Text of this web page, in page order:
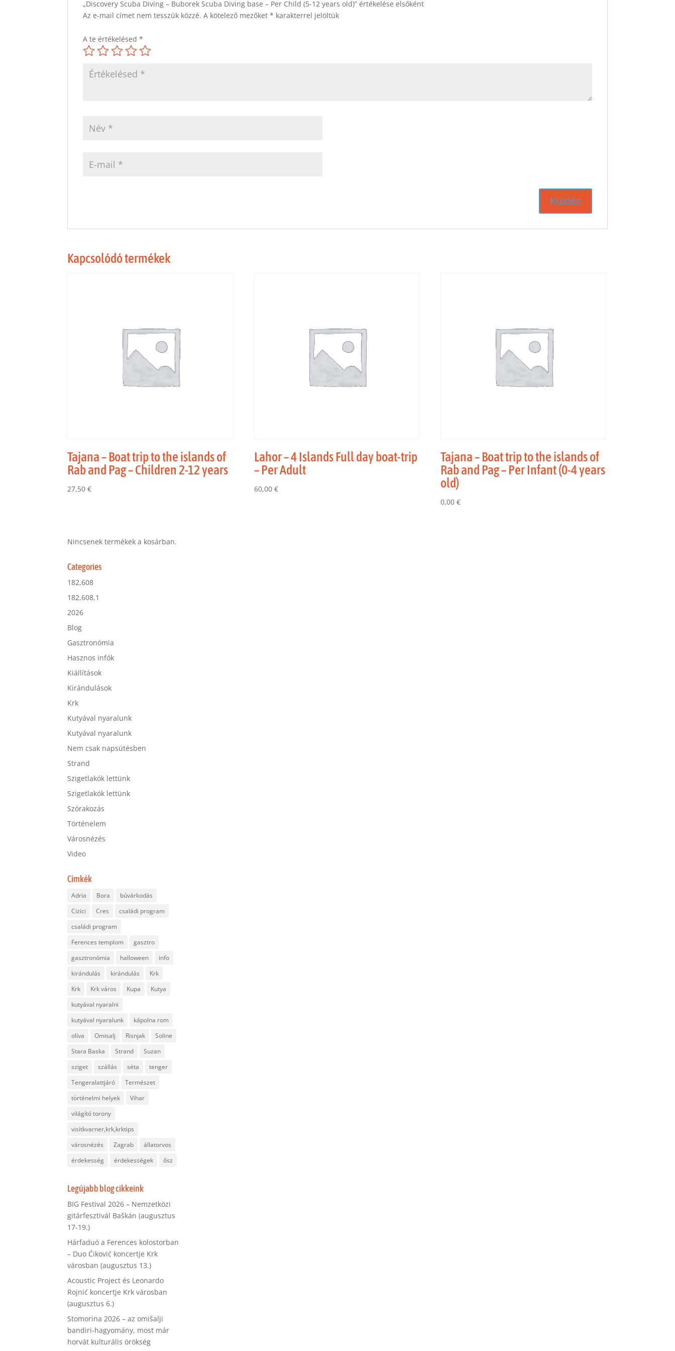
„Discovery Scuba Diving – Buborek Scuba Diving base – Per Child (5-12 years old)” értékelése elsőként
Az e-mail címet nem tesszük közzé. A kötelező mezőket* karakterrel jelöltük
A te értékelésed*
Kapcsolódó termékek
Tajana – Boat trip to the islands of
Rab and Pag – Children 2-12 years
27,50€
Lahor – 4 Islands Full day boat-trip
– Per Adult
60,00 €
Tajana – Boat trip to the islands of
Rab and Pag – Per Infant (0-4 years
old)
0,00€
Nincsenek termékek a kosárban.
Categories
182,608
182,608,1
2026
Blog
Gasztronómia
Hasznos infók
Kiállítások
Kirándulások
Krk
Kutyával nyaralunk
Kutyával nyaralunk
Nem csak napsütésben
Strand
Szigetlakók lettünk
Szigetlakók lettünk
Szórakozás
Történelem
Városnézés
Video
Címkék
Adria Bora
búvárkodás
Cizici
Cres
családi program
családi program
Ferences templom
gasztro
gasztronómia
halloween
info
kirándulás
kirándulás
Krk
Krk
Krk város Kupa
Kutya
kutyával nyaralni
kutyával nyaralunk
kápolna rom
olíva
Omisalj Risnjak
Soline
Stara Baska
Strand
Suzan
sziget
szállás séta
tenger
Tengeralattjáró
Természet
történelmi helyek
Vihar
világító torony
visitkvarner,krk,krktips
városnézés
Zagrab
állatorvos
érdekesség
érdekességek ősz
Legújabb blog cikkeink
BIG Festival 2026 – Nemzetközi
gitárfesztivál Baškán (augusztus
17-19.)
Hárfaduó a Ferences kolostorban
– Duo Ćiković koncertje Krk
városban (augusztus 13.)
Acoustic Project és Leonardo
Rojnić koncertje Krk városban
(augusztus 6.)
Stomorina 2026 – az omišalji
bandiri-hagyomány, most már
horvát kulturális örökség